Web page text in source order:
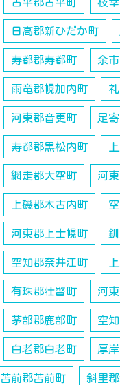
古平郡古平町 枝幸
日高郡新ひだか町
寿都郡寿都町 余
雨竜郡幌加内町
河東郡音更町 足
寿都郡黒松内町
網走郡大空町 河
上磯郡木古内町
河東郡上士幌町
空知郡奈井江町
有珠郡壮瞥町 河
茅部郡鹿部町 空
白老郡白老町 厚
苫前郡苫前町 斜里